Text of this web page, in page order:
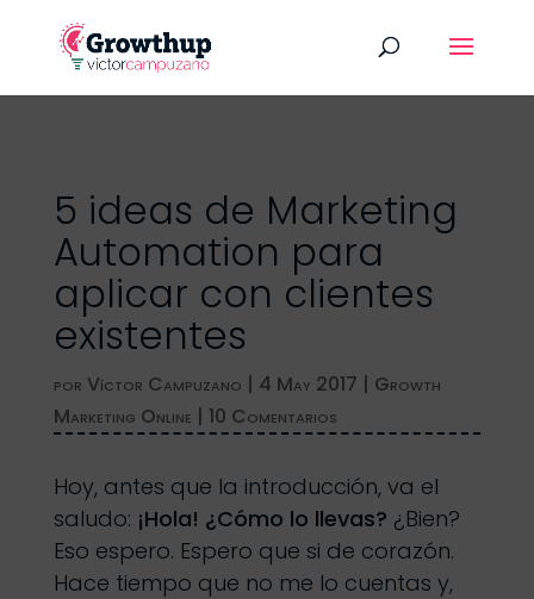
5 ideas de Marketing
Automation para
aplicar con clientes
existentes
por Víctor Campuzano | 4 May 2017 | Growth
Marketing Online | 10 Comentarios
Hoy, antes que la introducción, va el
saludo: ¡Hola! ¿Cómo lo llevas? ¿Bien?
Eso espero. Espero que si de corazón.
Hace tiempo que no me lo cuentas y,